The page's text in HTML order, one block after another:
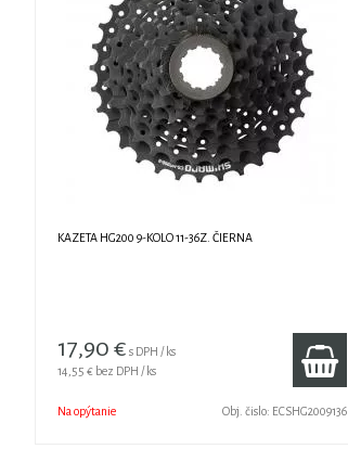
KAZETA HG200 9-KOLO 11-36Z. ČIERNA
17,90 € s DPH / ks
14,55 € bez DPH / ks
Na opýtanie Obj. čislo: ECSHG2009136